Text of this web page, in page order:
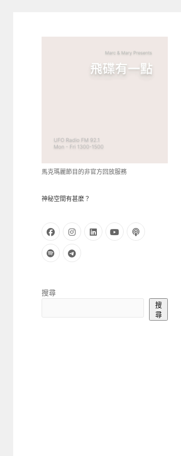
秘
空
間
馬克瑪麗節目的非官方回放服務
神秘空間有甚麼？
facebookinstagram
linkedinyoutubepodcast
spotifytelegram
Sidebar
搜尋
搜
尋